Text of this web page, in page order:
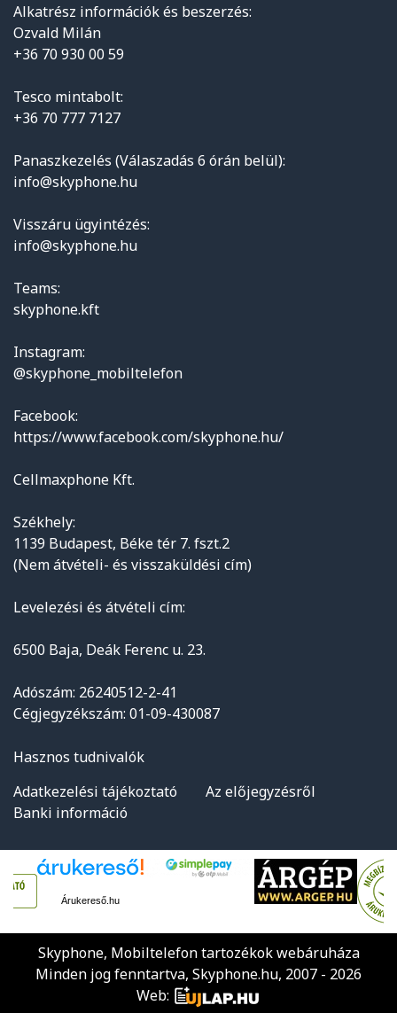
Alkatrész információk és beszerzés:
Ozvald Milán
+36 70 930 00 59
Tesco mintabolt:
+36 70 777 7127
Panaszkezelés (Válaszadás 6 órán belül):
info@skyphone.hu
Visszáru ügyintézés:
info@skyphone.hu
Teams:
skyphone.kft
Instagram:
@skyphone_mobiltelefon
Facebook:
https://www.facebook.com/skyphone.hu/
Cellmaxphone Kft.
Székhely:
1139 Budapest, Béke tér 7. fszt.2
(Nem átvételi- és visszaküldési cím)
Levelezési és átvételi cím:
6500 Baja, Deák Ferenc u. 23.
Adószám: 26240512-2-41
Cégjegyzékszám: 01-09-430087
Hasznos tudnivalók
Adatkezelési tájékoztató
Banki információ
Az előjegyzésről
Árukereső.hu
Skyphone, Mobiltelefon tartozékok webáruháza
Minden jog fenntartva, Skyphone.hu, 2007 - 2026
Web: